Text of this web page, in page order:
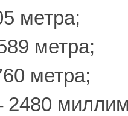
метра;
метра;
метра;
2480